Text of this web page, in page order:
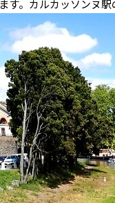
ます。カルカッソンヌ